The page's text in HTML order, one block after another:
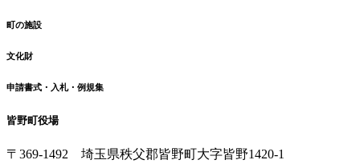
町の施設
文化財
申請書式・入札・例規集
皆野町役場
〒369-1492 埼玉県秩父郡皆野町大字皆野1420-1